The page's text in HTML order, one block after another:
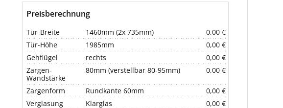
Preisberechnung
Tür-Breite 1460mm (2x 735mm)
0,00 €
Tür-Höhe
1985mm
0,00 €
Gehflügel
rechts
0,00 €
Zargen-
Wandstärke
80mm (verstellbar 80-95mm) 0,00 €
Zargenform Rundkante 60mm
0,00 €
Verglasung
Klarglas 0,00 €